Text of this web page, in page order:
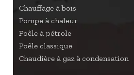
Chauffage à bois
Pompe à chaleur
Poêle à pétrole
Poêle classique
Chaudière à gaz à condensation